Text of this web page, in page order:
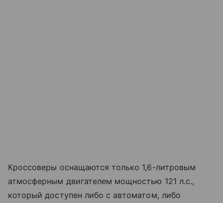
Кроссоверы оснащаются только 1,6-литровым
атмосферным двигателем мощностью 121 л.с.,
который доступен либо с автоматом, либо